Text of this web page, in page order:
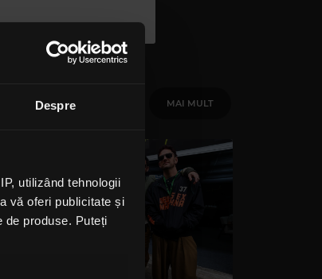
Despre
utilizând tehnologii
vă oferi publicitate și
de produse. Puteți
MAI MULT